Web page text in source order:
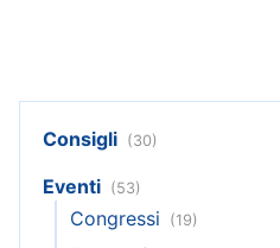
Consigli (30)
Eventi (53)
Congressi (19)